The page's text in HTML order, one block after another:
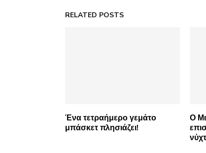
RELATED POSTS
Ένα τετραήμερο γεμάτο
μπάσκετ πλησιάζει!
Ο